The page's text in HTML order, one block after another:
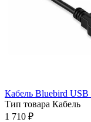
Кабель Bluebird USB
Тип товара Кабель
1 710 ₽